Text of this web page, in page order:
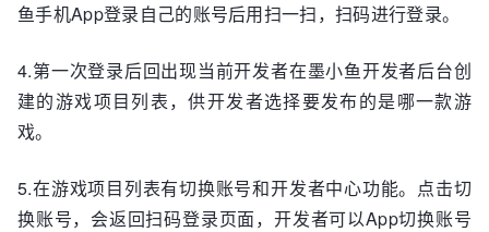
鱼手机App登录自己的账号后用扫一扫，扫码进行登录。
4.第一次登录后回出现当前开发者在墨小鱼开发者后台创
建的游戏项目列表，供开发者选择要发布的是哪一款游
戏。
5.在游戏项目列表有切换账号和开发者中心功能。点击切
换账号，会返回扫码登录页面，开发者可以App切换账号